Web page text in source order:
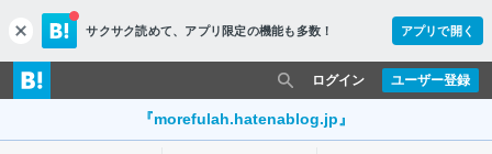
c
l
o
s
サクサク読めて、 アプリ限定の機能も多数！ アプリで開く
ユーザー登録
ログイン
『morefulah.hatenablog.jp』